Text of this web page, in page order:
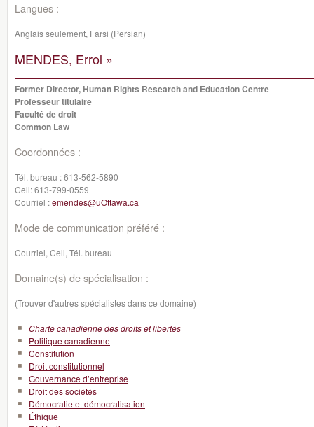
Langues :
Anglais seulement, Farsi (Persian)
MENDES, Errol »
Former Director, Human Rights Research and Education Centre
Professeur titulaire
Faculté de droit
Common Law
Coordonnées :
Tél. bureau :613-562-5890
Cell:613-799-0559
Courriel :emendes@uOttawa.ca
Mode de communication préféré :
Courriel, Cell, Tél. bureau
Domaine(s) de spécialisation :
(Trouver d'autres spécialistes dans ce domaine)
Charte canadienne des droits et libertés
Politique canadienne
Constitution
Droit constitutionnel
Gouvernance d’entreprise
Droit des sociétés
Démocratie et démocratisation
Éthique